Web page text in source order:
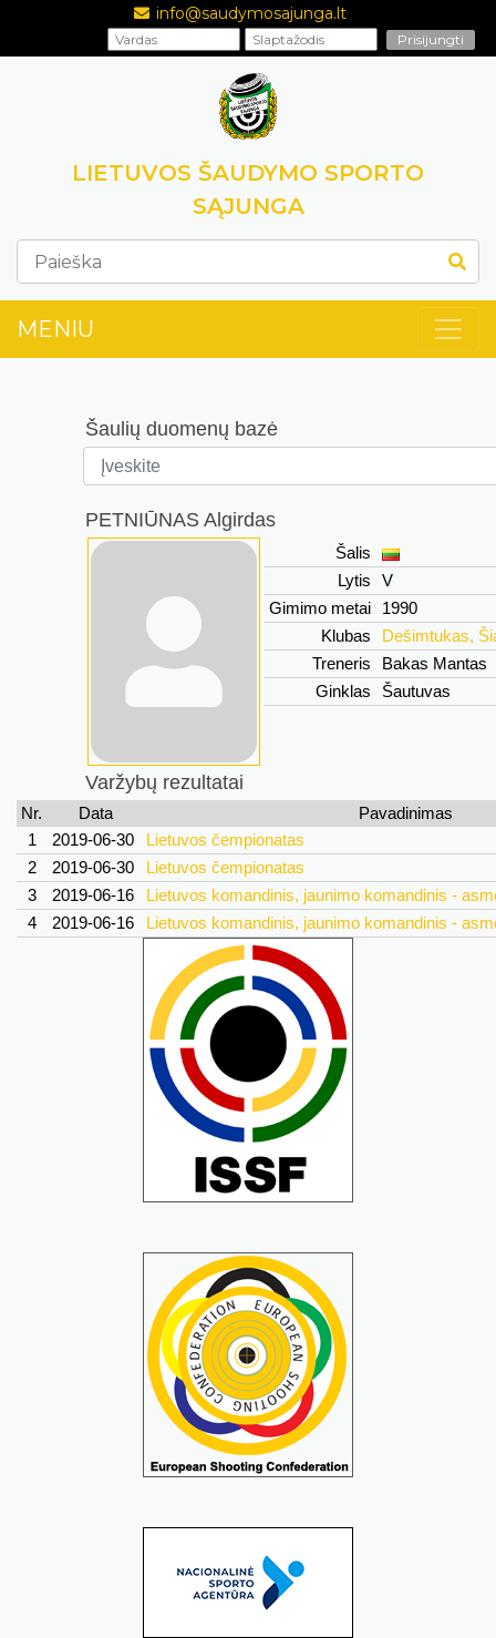
info@saudymosajunga.lt
LIETUVOS ŠAUDYMO SPORTO
SĄJUNGA
MENIU
Šaulių duomenų bazė
PETNIŪNAS Algirdas
Šalis
Lytis
V
Gimimo metai
1990
Klubas
Dešimtukas,
Treneris
Bakas Mantas
Ginklas
Šautuvas
Varžybų rezultatai
Nr. Data
Pavadinimas
1
2019-06-30
Lietuvos čempionatas
2
2019-06-30
Lietuvos čempionatas
3
2019-06-16
Lietuvos komandinis, jaunimo komandinis -
4
2019-06-16 Lietuvos komandinis, jaunimo komandinis -